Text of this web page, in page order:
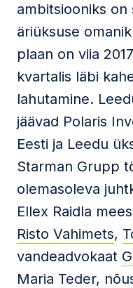
ambitsiooniks on
äriüksuse
plaan on viia
kvartalis läbi
lahutamine.
jäävad Polaris
Eesti ja Leedu
Starman Grupp
olemasoleva
Ellex Raidla
Risto Vahimets,
vandeadvokaat
Maria Teder,